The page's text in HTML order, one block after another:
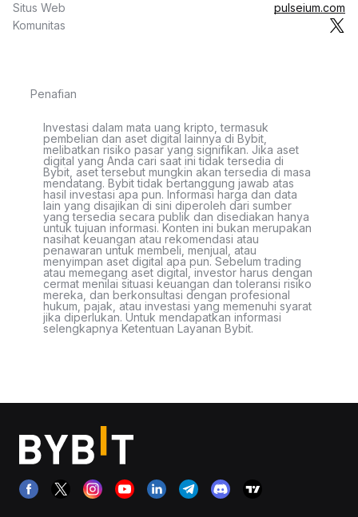
Situs Web
pulseium.com
Komunitas
Penafian
Investasi dalam mata uang kripto, termasuk
pembelian dan aset digital lainnya di Bybit,
melibatkan risiko pasar yang signifikan. Jika aset
digital yang Anda cari saat ini tidak tersedia di
Bybit, aset tersebut mungkin akan tersedia di masa
mendatang. Bybit tidak bertanggung jawab atas
hasil investasi apa pun. Informasi harga dan data
lain yang disajikan di sini diperoleh dari sumber
yang tersedia secara publik dan disediakan hanya
untuk tujuan informasi. Konten ini bukan merupakan
nasihat keuangan atau rekomendasi atau
penawaran untuk membeli, menjual, atau
menyimpan aset digital apa pun. Sebelum trading
atau memegang aset digital, investor harus dengan
cermat menilai situasi keuangan dan toleransi risiko
mereka, dan berkonsultasi dengan profesional
hukum, pajak, atau investasi yang memenuhi syarat
jika diperlukan. Untuk mendapatkan informasi
selengkapnya Ketentuan Layanan Bybit.